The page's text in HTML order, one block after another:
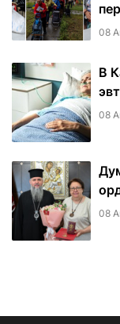
08
В
08
08